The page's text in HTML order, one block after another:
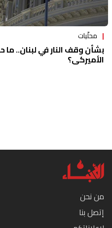
محلّيات
بشأن وقف النار في لبنان..
الأميركي؟
من نحن
إتصل بنا